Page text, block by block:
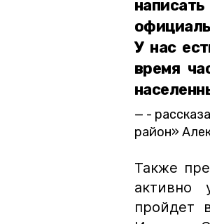
У нас
время
-
район»
Также
активно
пройдет